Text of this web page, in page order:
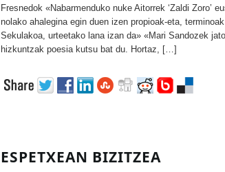
Fresnedok «Nabarmenduko nuke Aitorrek ‘Zaldi Zoro’
nolako ahalegina egin duen izen propioak-eta,
Sekulakoa, urteetako lana izan da» «Mari Sandozek
hizkuntzak poesia kutsu bat du. Hortaz, […]
ESPETXEAN BIZITZEA